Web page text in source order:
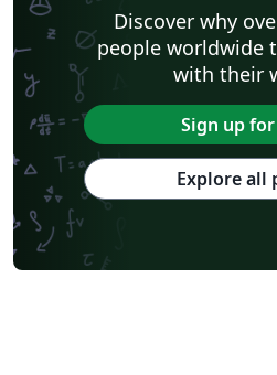
Discover why
people worldwide
with their
Sign up
Explore all